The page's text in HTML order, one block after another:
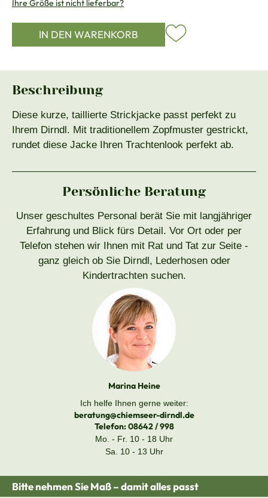
Ihre Größe ist nicht lieferbar?
IN DEN WARENKORB
Beschreibung
Diese kurze, taillierte Strickjacke passt perfekt zu
Ihrem Dirndl. Mit traditionellem Zopfmuster gestrickt,
rundet diese Jacke Ihren Trachtenlook perfekt ab.
Persönliche Beratung
Unser geschultes Personal berät Sie mit langjähriger
Erfahrung und Blick fürs Detail. Vor Ort oder per
Telefon stehen wir Ihnen mit Rat und Tat zur Seite -
ganz gleich ob Sie Dirndl, Lederhosen oder
Kindertrachten suchen.
Marina Heine
Ich helfe Ihnen gerne weiter:
beratung@chiemseer-dirndl.de
Telefon:08642 / 998
Mo. - Fr. 10 - 18 Uhr
Sa. 10 - 13 Uhr
Bitte nehmen Sie Maß – damit alles passt